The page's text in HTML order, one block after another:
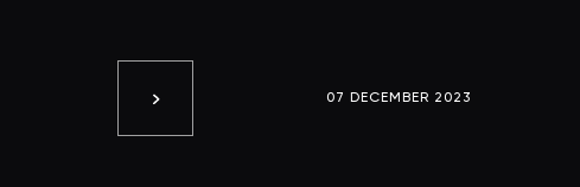
07 DECEMBER 2023